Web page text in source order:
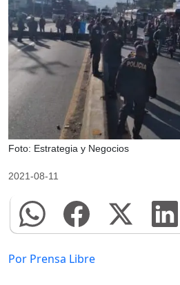
Foto: Estrategia y Negocios
2021-08-11
Por Prensa Libre